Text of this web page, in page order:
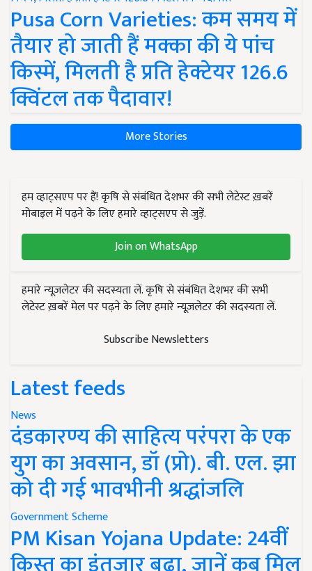
Pusa Corn Varieties: कम समय में
तैयार हो जाती हैं मक्का की ये पांच
किस्में, मिलती है प्रति हेक्टेयर 126.6
क्विंटल तक पैदावार!
More Stories
हम व्हाट्सएप पर हैं! कृषि से संबंधित देशभर की सभी लेटेस्ट ख़बरें
मोबाइल में पढ़ने के लिए हमारे व्हाट्सएप से जुड़ें.
Join on WhatsApp
हमारे न्यूज़लेटर की सदस्यता लें. कृषि से संबंधित देशभर की सभी
लेटेस्ट ख़बरें मेल पर पढ़ने के लिए हमारे न्यूज़लेटर की सदस्यता लें.
Subscribe Newsletters
Latest feeds
News
दंडकारण्य की साहित्य परंपरा के एक
युग का अवसान, डॉ (प्रो). बी. एल. झा
को दी गई भावभीनी श्रद्धांजलि
Government Scheme
PM Kisan Yojana Update: 24वीं